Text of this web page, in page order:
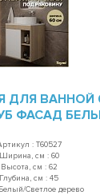
ДЛЯ ВАННОЙ
ФАСАД
: T60527
Ширина, см : 60
Высота, см : 62
Глубина, см : 45
Светлое дерево